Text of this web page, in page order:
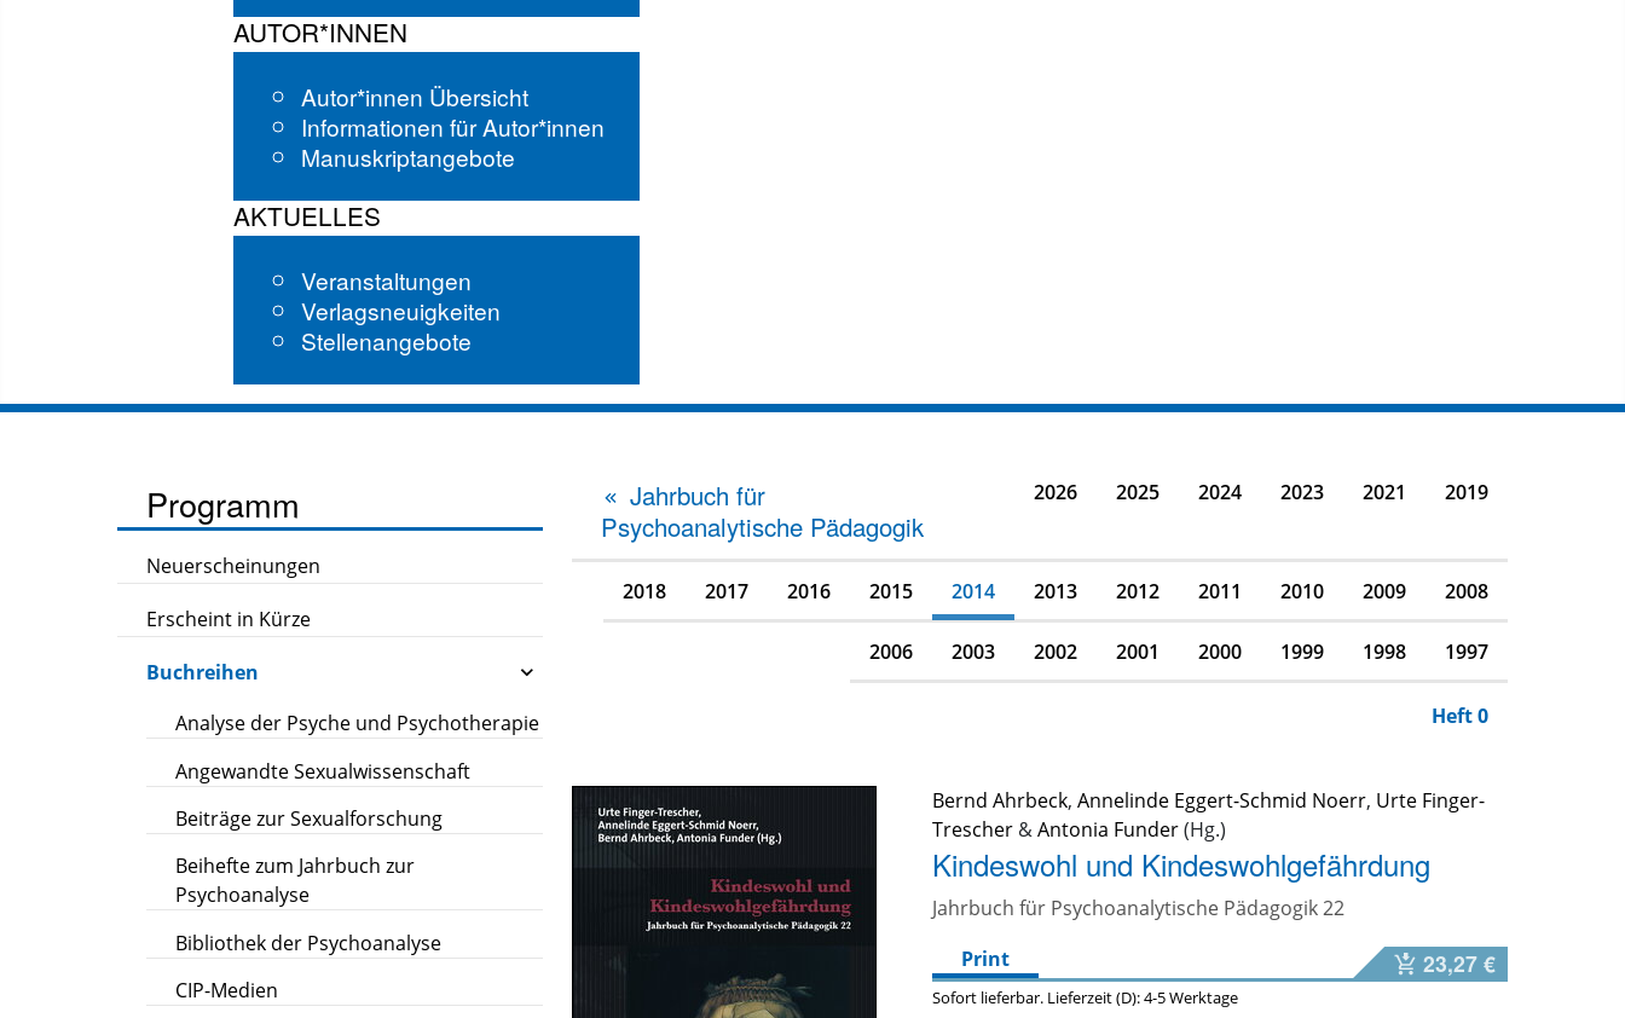
AUTOR*INNEN
Autor*innen Übersicht
Informationen für Autor*innen
Manuskriptangebote
AKTUELLES
Veranstaltungen
Verlagsneuigkeiten
Stellenangebote
Programm
Neuerscheinungen
Erscheint in Kürze
Buchreihen
Analyse der Psyche und Psychotherapie
Angewandte Sexualwissenschaft
Beiträge zur Sexualforschung
Beihefte zum Jahrbuch zur
Psychoanalyse
Bibliothek der Psychoanalyse
CIP-Medien
Jahrbuch für
Psychoanalytische Pädagogik
2026 2025 2024 2023 2021 2019
2018 2017 2016 2015 2014 2013 2012 2011 2010 2009 2008
2006 2003 2002 2001 2000 1999 1998 1997
Heft 0
Bernd Ahrbeck,Annelinde Eggert-Schmid Noerr, Urte Finger-
Trescher &Antonia Funder
Kindeswohl und Kindeswohlgefährdung
Jahrbuch für Psychoanalytische Pädagogik 22
Print
23,27 €
Sofort lieferbar. Lieferzeit (D): 4-5 Werktage